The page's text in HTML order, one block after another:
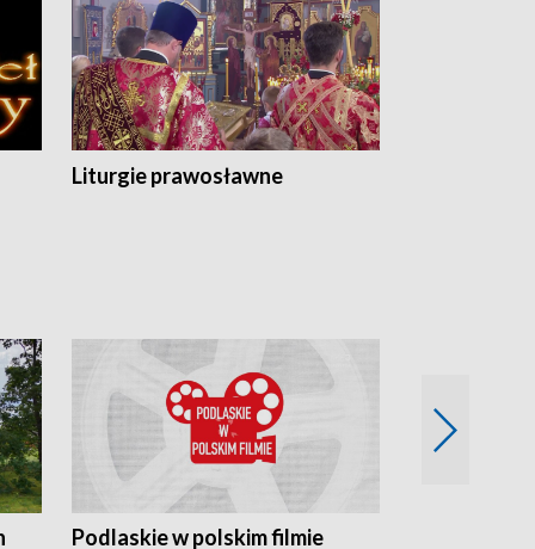
Liturgie prawosławne
Podlaskie w polskim filmie